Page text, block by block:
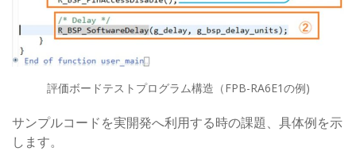
評価ボードテストプログラム構造（FPB-RA6E1の例)
サンプルコードを実開発へ利用する時の課題、具体例を示
します。